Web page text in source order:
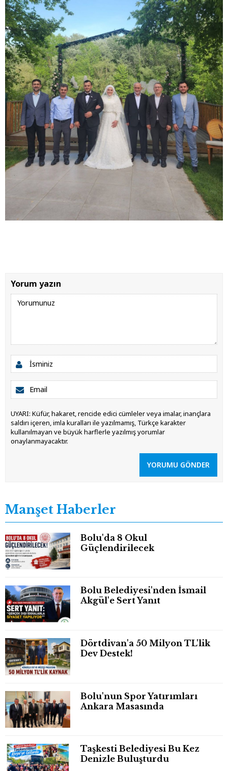
Yorum yazın
UYARI: Küfür, hakaret, rencide edici cümleler veya imalar, inançlara
saldırı içeren, imla kuralları ile yazılmamış, Türkçe karakter
kullanılmayan ve büyük harflerle yazılmış yorumlar
onaylanmayacaktır.
YORUMU GÖNDER
Manşet Haberler
Bolu'da 8 Okul
Güçlendirilecek
Bolu Belediyesi'nden İsmail
Akgül'e Sert Yanıt
Dörtdivan'a 50 Milyon TL'lik
Dev Destek!
Bolu'nun Spor Yatırımları
Ankara Masasında
Taşkesti Belediyesi Bu Kez
Denizle Buluşturdu